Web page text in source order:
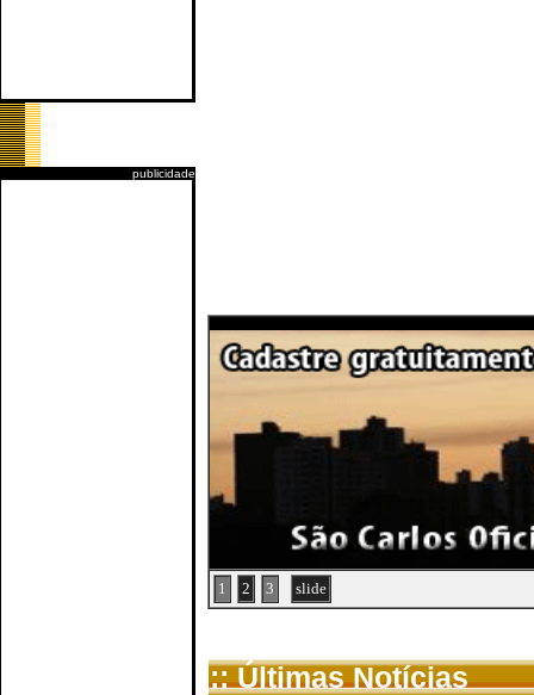
publicidade
1 2 3 slide
:: Últimas Notícias